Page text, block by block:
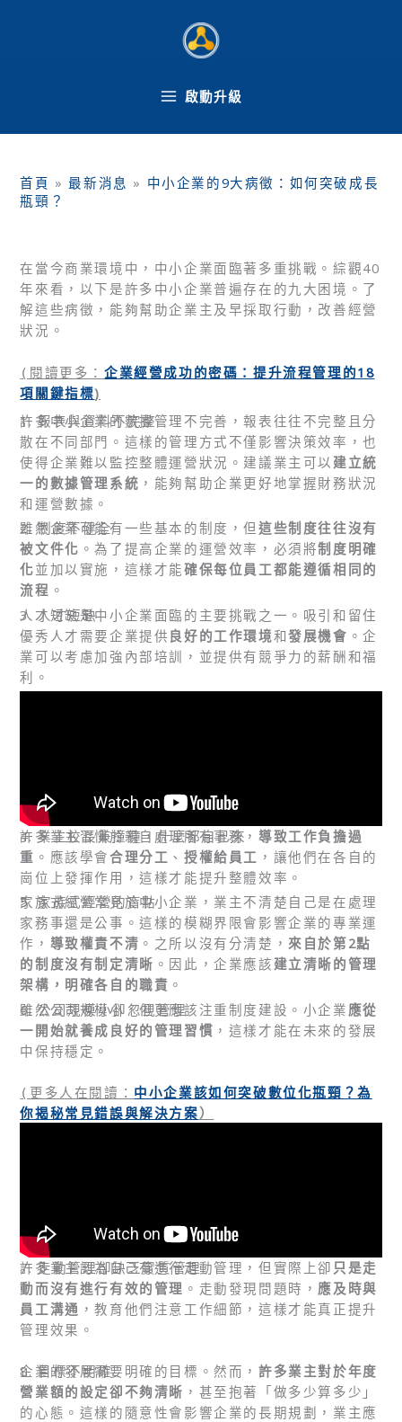
啟動升級
首頁 »最新消息 » 中小企業的9大病徵：如何突破成長
瓶頸？
在當今商業環境中，中小企業面臨著多重挑戰。綜觀40
年來看，以下是許多中小企業普遍存在的九大困境。了
解這些病徵，能夠幫助企業主及早採取行動，改善經營
狀況。
( 閱讀更多 ：企業經營成功的密碼：提升流程管理的18
項關鍵指標)
1. 報表與資料不完整
許多中小企業的數據管理不完善，報表往往不完整且分
散在不同部門。這樣的管理方式不僅影響決策效率，也
使得企業難以監控整體運營狀況。建議業主可以 建立統
一的數據管理系統 ，能夠幫助企業更好地掌握財務狀況
和運營數據。
2. 制度不健全
雖然企業可能有一些基本的制度，但這些制度往往沒有
被文件化 。為了提高企業的運營效率，必須將制度明確
化並加以實施，這樣才能確保每位員工都能遵循相同的
流程 。
3. 人才短缺
人才短缺是中小企業面臨的主要挑戰之一。吸引和留住
優秀人才需要企業提供 良好的工作環境和發展機會 。企
業可以考慮加強內部培訓，並提供有競爭力的薪酬和福
利。
4. 業主校長兼撞鐘，什麼都自己來
許多業主習慣於親自處理所有事務， 導致工作負擔過
重 。應該學會合理分工 、授權給員工 ，讓他們在各自的
崗位上發揮作用，這樣才能提升整體效率。
5. 家族式經營的盲點
家族式經營常見於中小企業，業主不清楚自己是在處理
家務事還是公事。這樣的模糊界限會影響企業的專業運
作， 導致權責不清 。之所以沒有分清楚，來自於第2點
的制度沒有制定清晰 。因此，企業應該 建立清晰的管理
架構，明確各自的職責 。
6. 公司規模小卻忽視管理
雖然公司規模小，但更應該注重制度建設。小企業 應從
一開始就養成良好的管理習慣 ，這樣才能在未來的發展
中保持穩定。
(更多 人在閱讀： 中小企業該如何突破數位化瓶頸？為
你揭秘常見錯誤與解決方案）
7. 走動管理卻缺乏實質管理
許多業主認為自己有進行走動管理，但實際上卻 只是走
動而沒有進行有效的管理 。走動發現問題時， 應及時與
員工溝通 ，教育他們注意工作細節，這樣才能真正提升
管理效果。
8. 目標不明確
企業的發展需要明確的目標。然而，許多業主對於年度
營業額的設定卻不夠清晰 ，甚至抱著「做多少算多少」
的心態。這樣的隨意性會影響企業的長期規劃，業主應